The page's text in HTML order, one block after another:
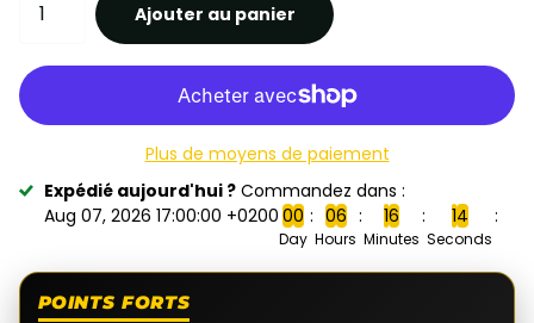
Ajouter au panier
Plus de moyens de paiement
Expédié aujourd'hui ? Commandez dans :
Aug 07, 2026 17:00:00 +0200 00
Day
06
Hours
16
Minutes
13
Seconds
POINTS FORTS